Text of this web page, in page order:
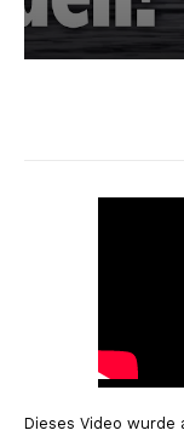
Dieses Video wurde